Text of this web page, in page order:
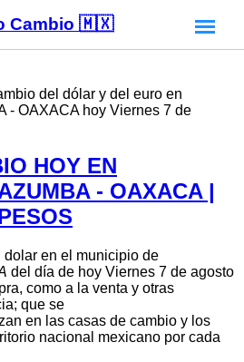
Cambio 🇲🇽
del dólar y del euro en
- OAXACA hoy Viernes 7 de
HOY EN
- OAXACA |
en el municipio de
del día de hoy Viernes 7 de agosto
como a la venta y otras
que se
en las casas de cambio y los
nacional mexicano por cada